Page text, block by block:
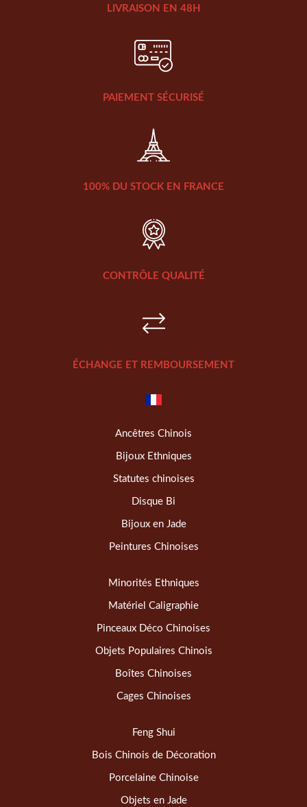
LIVRAISON EN 48H
PAIEMENT SÉCURISÉ
100% DU STOCK EN FRANCE
CONTRÔLE QUALITÉ
ÉCHANGE ET REMBOURSEMENT
Ancêtres Chinois
Bijoux Ethniques
Statutes chinoises
Disque Bi
Bijoux en Jade
Peintures Chinoises
Minorités Ethniques
Matériel Caligraphie
Pinceaux Déco Chinoises
Objets Populaires Chinois
Boîtes Chinoises
Cages Chinoises
Feng Shui
Bois Chinois de Décoration
Porcelaine Chinoise
Objets en Jade